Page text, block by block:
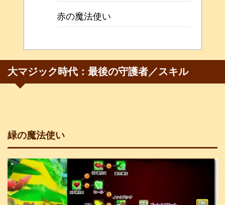
赤の魔法使い
大マジック時代：最後の守護者／スキル
緑の魔法使い